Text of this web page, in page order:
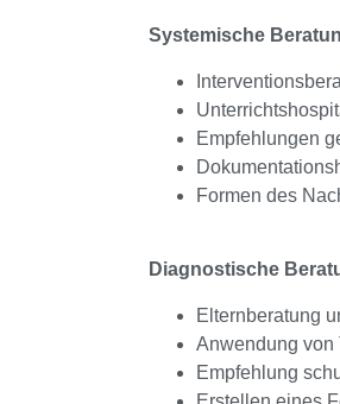
Systemische
Empfehlungen
Formen des
Diagnostische
Elternberatung
Anwendung von
Empfehlung